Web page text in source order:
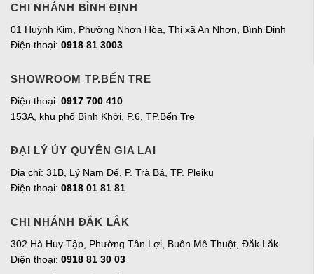
CHI NHÁNH BÌNH ĐỊNH
01 Huỳnh Kim, Phường Nhơn Hòa, Thị xã An Nhơn, Bình Định
Điện thoại: 0918 81 3003
SHOWROOM TP.BẾN TRE
Điện thoại: 0917 700 410
153A, khu phố Bình Khởi, P.6, TP.Bến Tre
ĐẠI LÝ ỦY QUYỀN GIA LAI
Địa chỉ: 31B, Lý Nam Đế, P. Trà Bá, TP. Pleiku
Điện thoại: 0818 01 81 81
CHI NHÁNH ĐẮK LẮK
302 Hà Huy Tập, Phường Tân Lợi, Buôn Mê Thuột, Đắk Lắk
Điện thoại: 0918 81 30 03